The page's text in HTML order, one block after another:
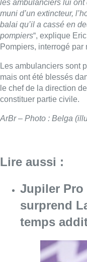
les ambulanciers lui
muni d’un extincteur,
balai qu’il a cassé en
pompiers“, explique
Pompiers, interrogé par
Les ambulanciers sont
mais ont été blessés
le chef de la direction
constituer partie civile.
ArBr – Photo : Belga
Lire aussi :
Jupiler Pro
surprend
temps